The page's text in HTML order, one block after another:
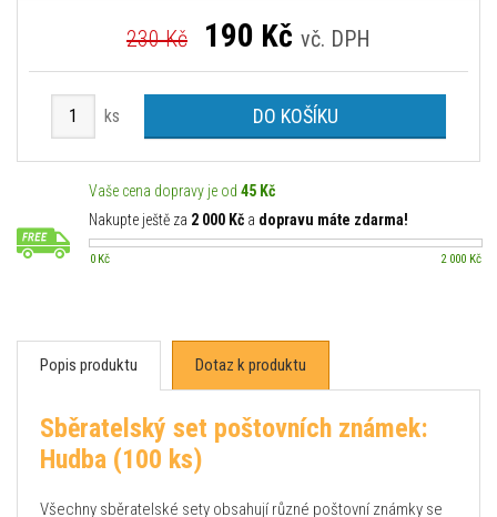
230 Kč 190 Kč vč. DPH
ks DO KOŠÍKU
Vaše cena dopravy je od 45 Kč
Nakupte ještě za 2 000 Kč a dopravu máte zdarma!
0 Kč 2 000 Kč
Popis produktu Dotaz k produktu
Sběratelský set poštovních známek:
Hudba (100 ks)
Všechny sběratelské sety obsahují různé poštovní známky se